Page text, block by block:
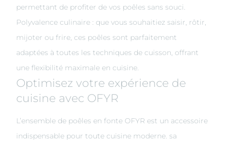
permettant de profiter de vos poêles sans souci.
Polyvalence culinaire : que vous souhaitiez saisir, rôtir,
mijoter ou frire, ces poêles sont parfaitement
adaptées à toutes les techniques de cuisson, offrant
une flexibilité maximale en cuisine.
Optimisez votre expérience de
cuisine avec OFYR
L’ensemble de poêles en fonte OFYR est un accessoire
indispensable pour toute cuisine moderne. sa